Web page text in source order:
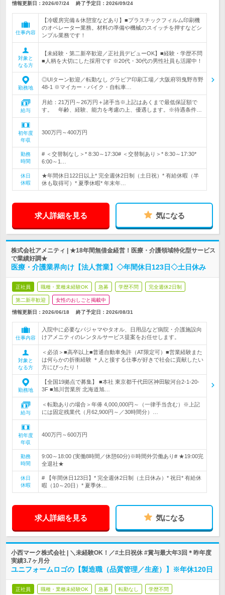
情報更新日：2026/07/24 終了予定日： 2026/09/24
仕事内容
【冷暖房完備＆休憩室などあり】■プラスチックフィルム印刷機
のオペレーター業務。材料の準備や機械のスイッチを押すなどシ
ンプル業務です！
対象と
なる方
【未経験・第二新卒歓迎／正社員デビューOK】■経験・学歴不問
■人柄を大切にした採用です ※20代・30代の男性社員も活躍中！
勤務地
◎UIターン歓迎／転勤なし グラビア印刷工場／大阪府羽曳野市野
48-1 ※マイカー・バイク・自転車…
給与
月給：21万円～26万円＋諸手当※上記はあくまで最低保証額で
す。 年齢、経験、能力を考慮の上、優遇します。※待遇条件…
初年度
年収
300万円～400万円
勤務
時間
# ＜交替制なし＞* 8:30～17:30# ＜交替制あり＞* 8:30～17:30*
6:00～1…
休日
休暇
★年間休日122日以上* 完全週休2日制（土日祝）* 有給休暇（半
休も取得可）* 夏季休暇* 年末年…
求人詳細を見る 気になる
株式会社アメニティ | ★18年間無借金経営！医療・介護領域特化型サービス
で業績好調★
医療・介護業界向け【法人営業】◇年間休日123日◇土日休み
正社員 職種・業種未経験OK 急募 学歴不問 完全週休2日制
第二新卒歓迎 女性のおしごと掲載中
情報更新日：2026/06/18 終了予定日： 2026/08/31
仕事内容
入院中に必要なパジャマやタオル、日用品など病院・介護施設向
けアメニティのレンタルサービス提案をお任せします。
対象と
なる方
＜必須＞■高卒以上■普通自動車免許（AT限定可）■営業経験また
は何らかの折衝経験 ＊人と接する仕事が好きで社会に貢献したい
方にぴったり！
勤務地
【全国19拠点で募集】 ■本社 東京都千代田区神田駿河台2-1-20-
3F ■旭川営業所 北海道旭…
給与
＜転勤ありの場合＞年俸 4,000,000円～（一律手当含む）※上記
には固定残業代（月62,900円～／30時間分）…
初年度
年収
400万円～600万円
勤務
時間
9:00～18:00 (実働8時間／休憩60分)※時間外労働あり# ★19:00完
全退社★
休日
休暇
# 【年間休日123日】* 完全週休2日制（土日休み）* 祝日* 有給休
暇（10～20日）* 夏季休…
求人詳細を見る 気になる
小西マーク株式会社 | ＼未経験OK！／#土日祝休 #賞与最大年3回＊昨年度
実績3.7ヶ月分
ユニフォームロゴの【製造職（品質管理／生産）】※年休120日
正社員 職種・業種未経験OK 急募 転勤なし 学歴不問